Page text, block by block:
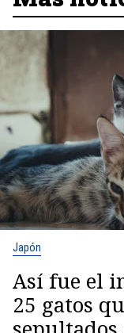
Japón
Así fue el
25 gatos